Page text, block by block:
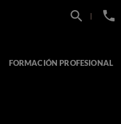
+34
FORMACIÓN PROFESIONAL